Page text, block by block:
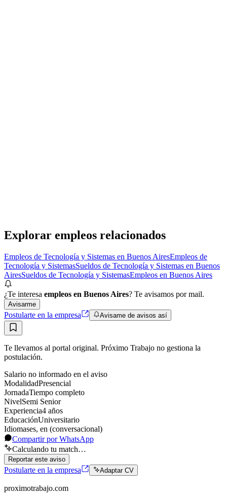
Explorar empleos relacionados
Empleos de Tecnología y Sistemas en Buenos AiresEmpleos de
Tecnología y SistemasSueldos de Tecnología y Sistemas en Buenos
AiresSueldos de Tecnología y SistemasEmpleos en Buenos Aires
¿Te interesa empleos en Buenos Aires? Te avisamos por mail.
Avisarme
Postularte en la empresa Avisame de avisos así
Te llevamos al portal original. Próximo Trabajo no gestiona la
postulación.
Salario no informado en el aviso
ModalidadPresencial
JornadaTiempo completo
NivelSemi Senior
Experiencia4 años
EducaciónUniversitario
Idiomases, en (conversacional)
Compartir por WhatsApp
Calculando tu match…
Reportar este aviso
Postularte en la empresa Adaptar CV
proximotrabajo.com